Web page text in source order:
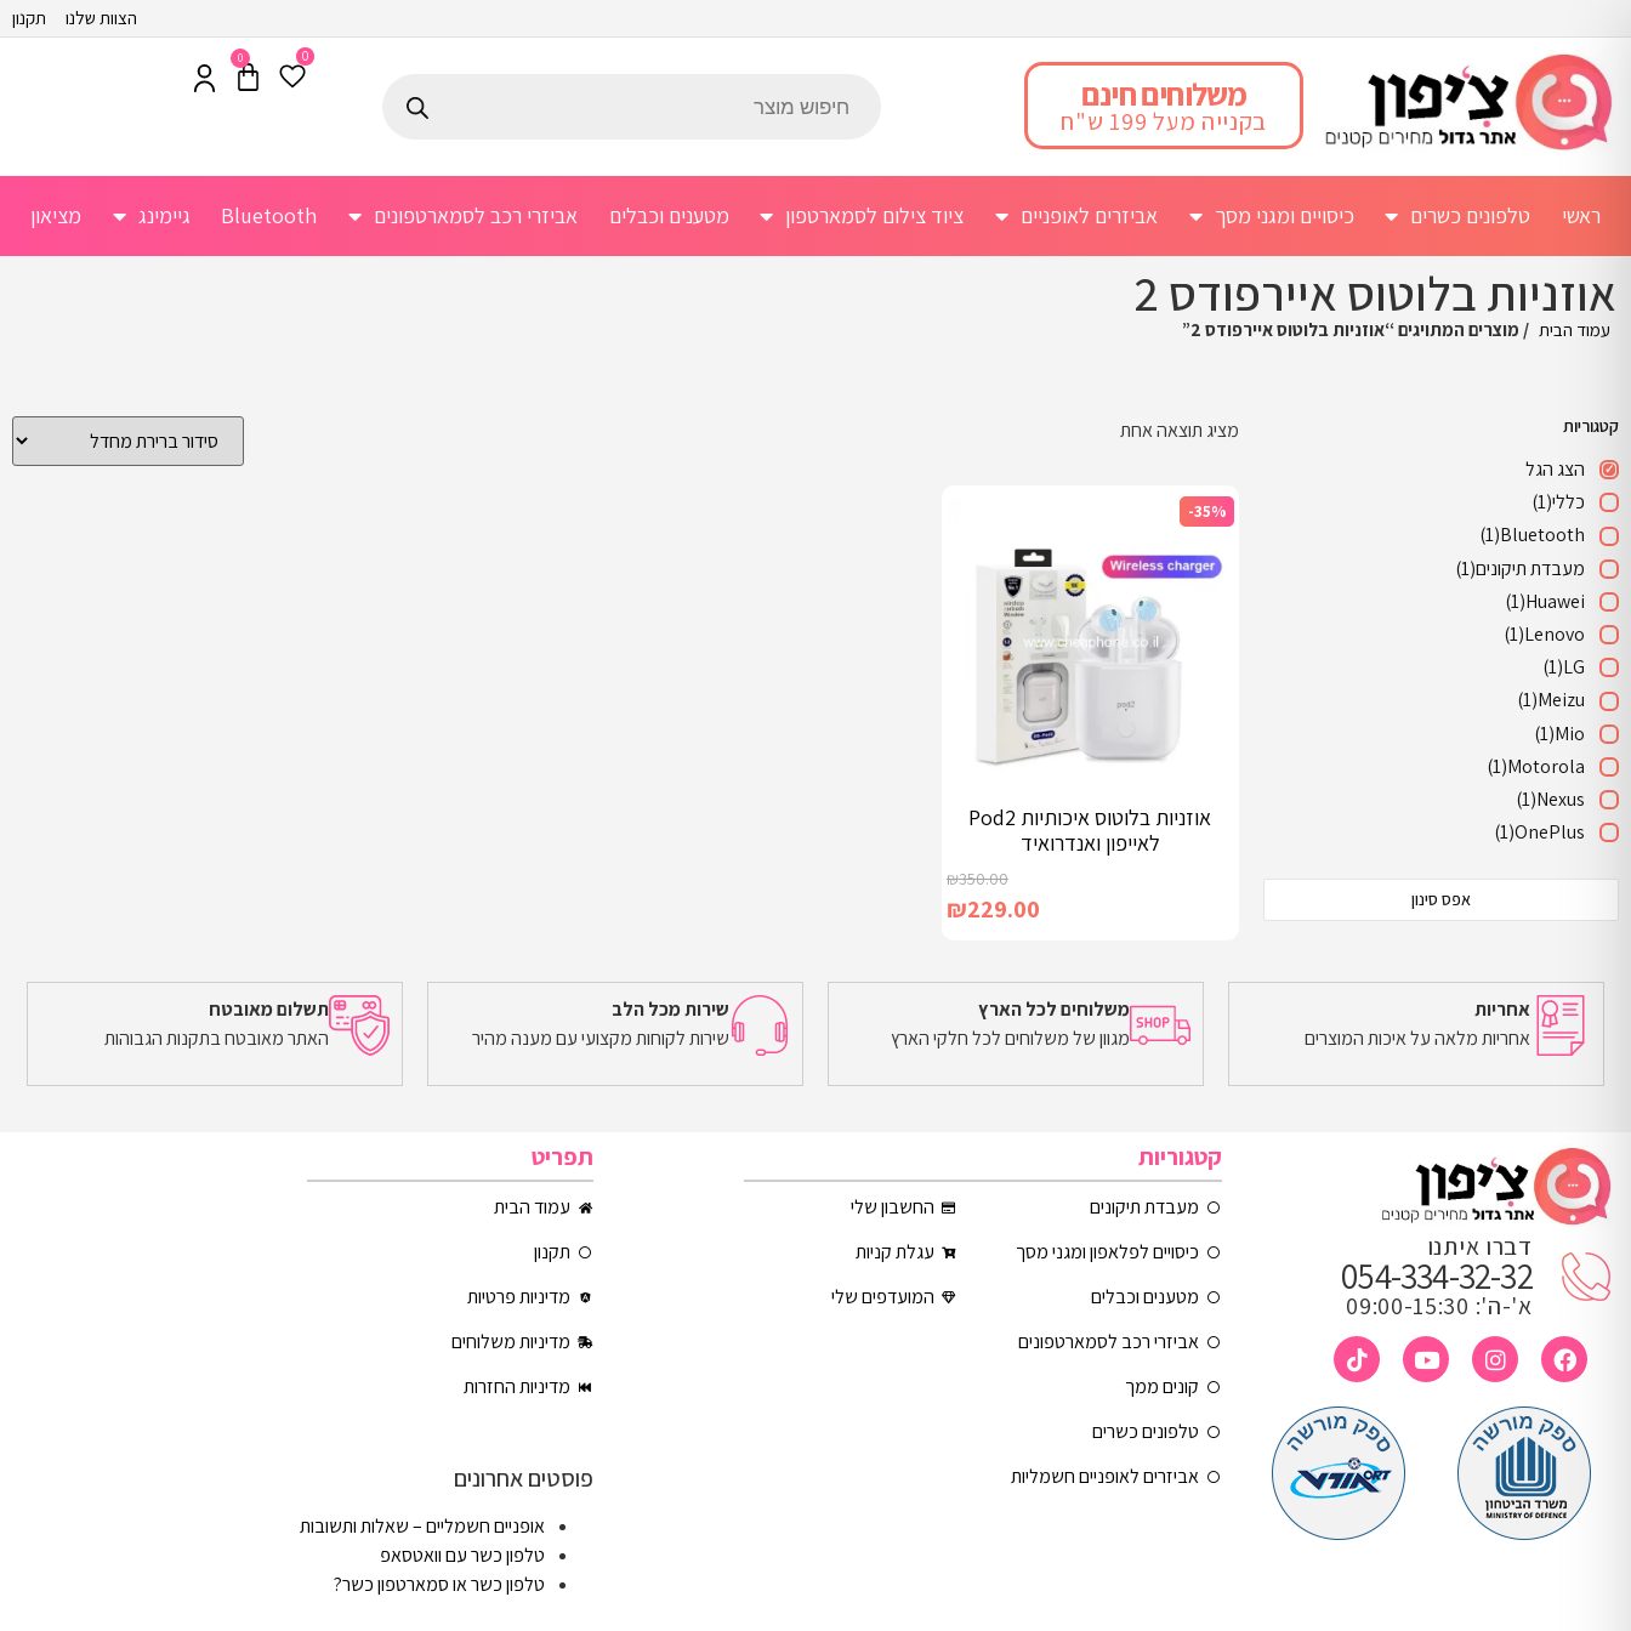
הצוות שלנו תקנון
משלוחים חינם
בקנייה מעל 199 ש"ח
0
0
ראשי טלפונים כשרים כיסויים ומגני מסך אביזרים לאופניים ציוד צילום לסמארטפון מטענים וכבלים אביזרי רכב לסמארטפונים Bluetooth גיימינג מציאון
אוזניות בלוטוס איירפודס 2
עמוד הבית / מוצרים המתויגים “אוזניות בלוטוס איירפודס 2”
קטגוריות
הצג הגל
כללי(1)
Bluetooth
(1)
מעבדת תיקונים(1)
Huawei
(1)
Lenovo
(1)
LG
(1)
Meizu
(1)
Mio
(1)
Motorola
(1)
Nexus
(1)
OnePlus
(1)
אפס סינון
מציג תוצאה אחת
-35%
אוזניות בלוטוס איכותיות Pod2
לאייפון ואנדרואיד
₪350.00
₪229.00
הוספה לסל
אחריות
אחריות מלאה על איכות המוצרים
משלוחים לכל הארץ
מגוון של משלוחים לכל חלקי הארץ
שירות מכל הלב
שירות לקוחות מקצועי עם מענה מהיר
תשלום מאובטח
האתר מאובטח בתקנות הגבוהות
דברו איתנו
054-334-32-32
א'-ה': 09:00-15:30
קטגוריות
מעבדת תיקונים
כיסויים לפלאפון ומגני מסך
מטענים וכבלים
אביזרי רכב לסמארטפונים
קונים ממך
טלפונים כשרים
אביזרים לאופניים חשמליות
החשבון שלי
עגלת קניות
המועדפים שלי
תפריט
עמוד הבית
תקנון
מדיניות פרטיות
מדיניות משלוחים
מדיניות החזרות
פוסטים אחרונים
אופניים חשמליים – שאלות ותשובות
טלפון כשר עם וואטסאפ
טלפון כשר או סמארטפון כשר?